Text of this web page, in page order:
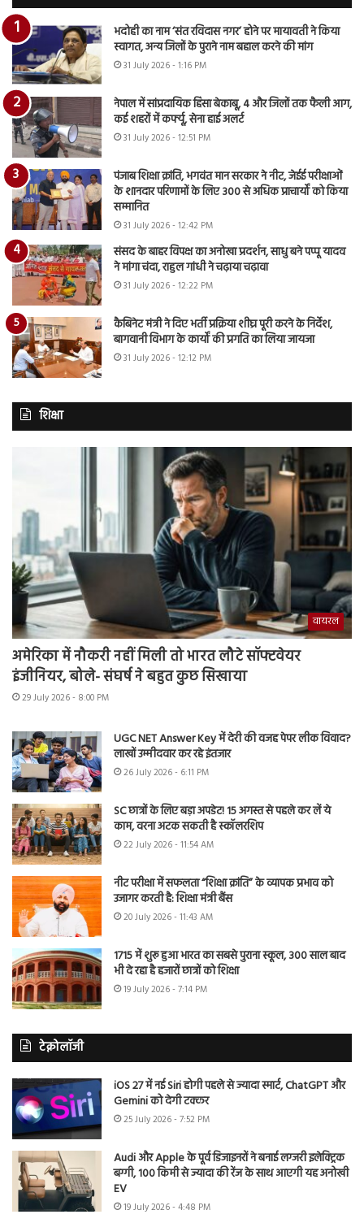
भदोही का नाम ‘संत रविदास नगर’ होने पर मायावती ने किया
स्वागत, अन्य जिलों के पुराने नाम बहाल करने की मांग
31 July 2026 - 1:16 PM
नेपाल में सांप्रदायिक हिंसा बेकाबू, 4 और जिलों तक फैली आग,
कई शहरों में कर्फ्यू, सेना हाई अलर्ट
31 July 2026 - 12:51 PM
पंजाब शिक्षा क्रांति, भगवंत मान सरकार ने नीट, जेईई परीक्षाओं
के शानदार परिणामों के लिए 300 से अधिक प्राचार्यों को किया
सम्मानित
31 July 2026 - 12:42 PM
संसद के बाहर विपक्ष का अनोखा प्रदर्शन, साधु बने पप्पू यादव
ने मांगा चंदा, राहुल गांधी ने चढ़ाया चढ़ावा
31 July 2026 - 12:22 PM
कैबिनेट मंत्री ने दिए भर्ती प्रक्रिया शीघ्र पूरी करने के निर्देश,
बागवानी विभाग के कार्यों की प्रगति का लिया जायजा
31 July 2026 - 12:12 PM
शिक्षा
वायरल
अमेरिका में नौकरी नहीं मिली तो भारत लौटे सॉफ्टवेयर
इंजीनियर, बोले- संघर्ष ने बहुत कुछ सिखाया
29 July 2026 - 8:00 PM
UGC NET Answer Key में देरी की वजह पेपर लीक विवाद?
लाखों उम्मीदवार कर रहे इंतजार
26 July 2026 - 6:11 PM
SC छात्रों के लिए बड़ा अपडेट! 15 अगस्त से पहले कर लें ये
काम, वरना अटक सकती है स्कॉलरशिप
22 July 2026 - 11:54 AM
नीट परीक्षा में सफलता “शिक्षा क्रांति” के व्यापक प्रभाव को
उजागर करती है: शिक्षा मंत्री बैंस
20 July 2026 - 11:43 AM
1715 में शुरू हुआ भारत का सबसे पुराना स्कूल, 300 साल बाद
भी दे रहा है हजारों छात्रों को शिक्षा
19 July 2026 - 7:14 PM
टेक्नोलॉजी
iOS 27 में नई Siri होगी पहले से ज्यादा स्मार्ट, ChatGPT और
Gemini को देगी टक्कर
25 July 2026 - 7:52 PM
Audi और Apple के पूर्व डिजाइनरों ने बनाई लग्जरी इलेक्ट्रिक
बग्गी, 100 किमी से ज्यादा की रेंज के साथ आएगी यह अनोखी
EV
19 July 2026 - 4:48 PM